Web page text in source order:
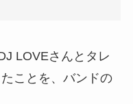
LOVEさんとタレ
ことを、バンドの